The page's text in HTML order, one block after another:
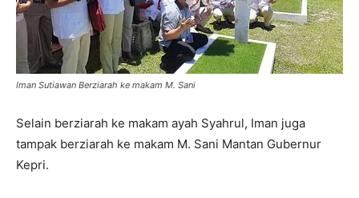
Iman Sutiawan Berziarah ke makam M. Sani
Selain berziarah ke makam ayah Syahrul, Iman juga
tampak berziarah ke makam M. Sani Mantan Gubernur
Kepri.